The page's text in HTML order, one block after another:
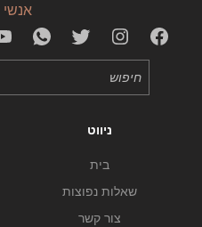
ניווט
בית
שאלות נפוצות
צור קשר